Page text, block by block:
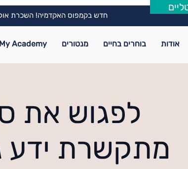
חדש בקמפוס האקדמיה! השכרת
אודות בוחרים בחיים מנטורים My Academy
לפגוש את
מתקשרת ידע